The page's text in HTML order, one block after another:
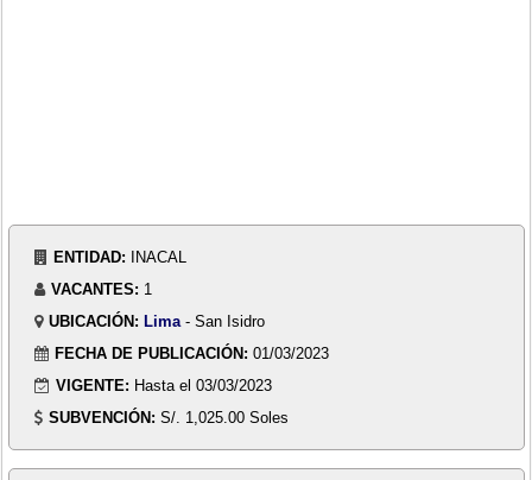
ENTIDAD:
INACAL
VACANTES: 1
UBICACIÓN: Lima - San Isidro
FECHA DE PUBLICACIÓN: 01/03/2023
VIGENTE: Hasta el 03/03/2023
SUBVENCIÓN: S/. 1,025.00 Soles